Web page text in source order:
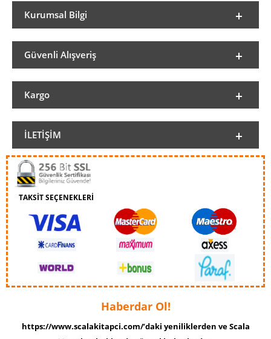
Kurumsal Bilgi
Güvenli Alışveriş
Kargo
İLETIŞIM
TAKSİT SEÇENEKLERİ
Haberdar Ol!
https://www.scalakitapci.com/’daki yeniliklerden ve Scala